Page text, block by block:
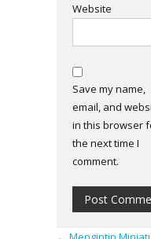
Website
Save my name,
email, and
in this browser
the next time I
comment.